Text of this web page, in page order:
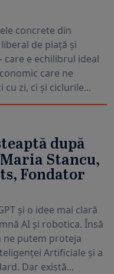
concrete din
de piață și
e echilibrul ideal
care ne
zi, ci și ciclurile...
după
Stancu,
Fondator
și o idee mai clară
AI și robotica. Însă
ne putem proteja
Artificiale și a
Dar există...